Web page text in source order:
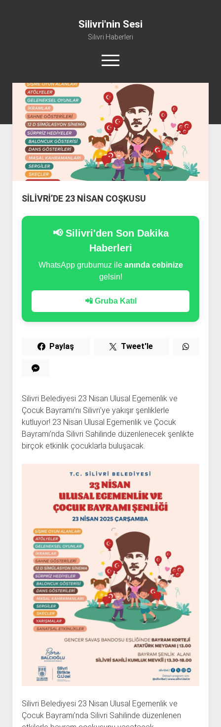
Silivri'nin Sesi
Silivri Haberleri
m
e
ü
y
ü
ç
silivri@silivrininsesi1.com whatsapp
Manifesto
Gündem
Haber
Spor
Künye ve İletişim
SİLİVRİ’DE 23 NİSAN COŞKUSU
📢 Silivri'den Son Dakika
Haberleri
WhatsApp grubumuz ile anında cebinize
gelsin!
📲 Gruba Katıl
Paylaş Tweet'le
Silivri Belediyesi 23 Nisan Ulusal Egemenlik ve
Çocuk Bayramı’nı Silivri’ye yakışır şenliklerle
kutluyor! 23 Nisan Ulusal Egemenlik ve Çocuk
Bayramı’nda Silivri Sahilinde düzenlenecek şenlikte
birçok etkinlik çocuklarla buluşacak.
Silivri Belediyesi 23 Nisan Ulusal Egemenlik ve
Çocuk Bayramı’nda Silivri Sahilinde düzenlenen